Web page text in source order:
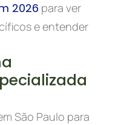
2026 para ver
e entender
São Paulo para